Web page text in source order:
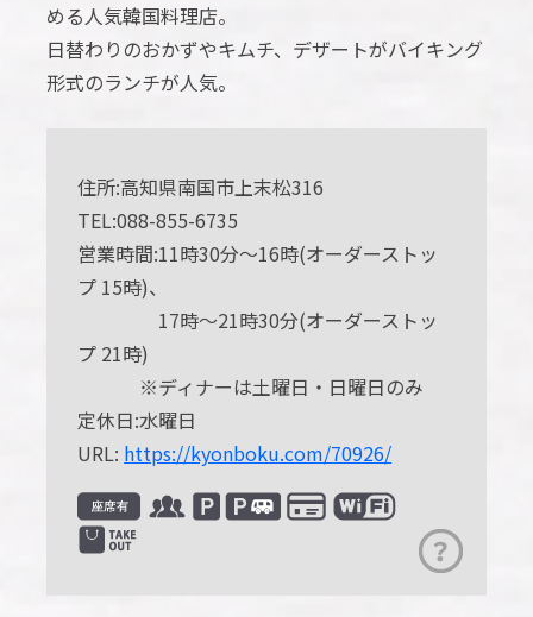
める人気韓国料理店。
日替わりのおかずやキムチ、デザートがバイキング
形式のランチが人気。
住所:高知県南国市上末松316
TEL:088-855-6735
営業時間:11時30分～16時(オーダーストッ
プ 15時)、
17時～21時30分(オーダーストッ
プ 21時)
※ディナーは土曜日・日曜日のみ
定休日:水曜日
URL: https://kyonboku.com/70926/